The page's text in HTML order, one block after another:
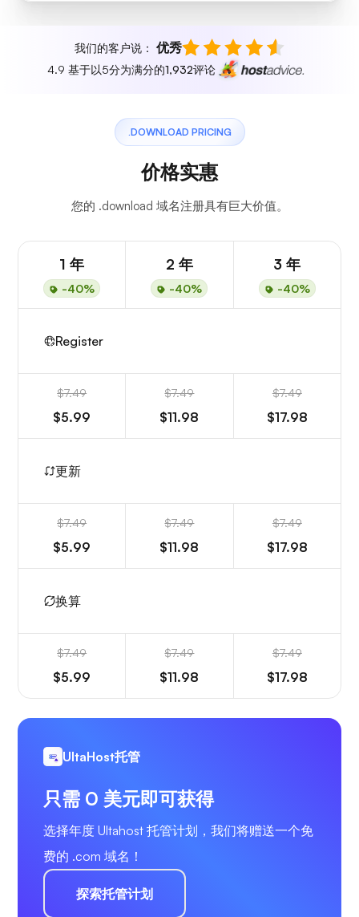
我们的客户说： 优秀
4.9 基于以5分为满分的1,932评论
.DOWNLOAD PRICING
价格实惠
您的 .download 域名注册具有巨大价值。
1 年
-40%
2 年
-40%
3 年
-40%
Register
$7.49
$5.99
$7.49
$11.98
$7.49
$17.98
更新
$7.49
$5.99
$7.49
$11.98
$7.49
$17.98
换算
$7.49
$5.99
$7.49
$11.98
$7.49
$17.98
UltaHost托管
只需 0 美元即可获得
选择年度 Ultahost 托管计划，我们将赠送一个免
费的 .com 域名！
探索托管计划